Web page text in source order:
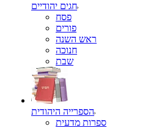
חגים יהודיים
פסח
פורים
ראש השנה
חנוכה
שבת
הספרייה היהודית
ספרות מדעית